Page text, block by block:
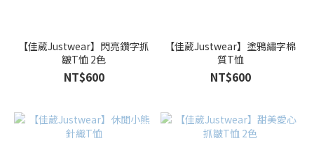
【佳葳Justwear】閃亮鑽字抓
皺T恤 2色
NT$600
【佳葳Justwear】塗鴉繡字棉
質T恤
NT$600